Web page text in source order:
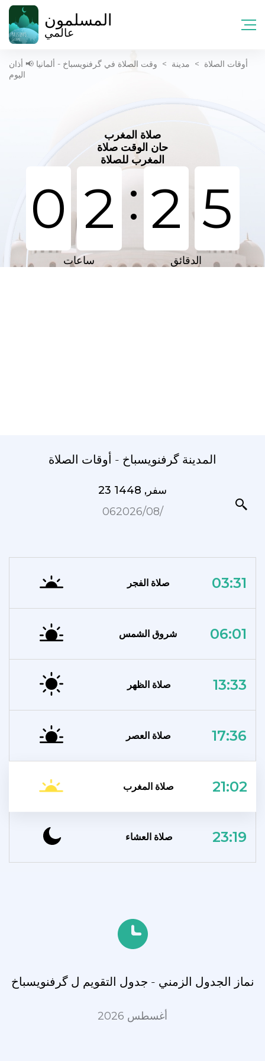
المسلمون
عالمي
أوقات الصلاة > مدينة > وقت الصلاة في گرفنویسباخ - ألمانيا 📢 أذان
اليوم
صلاة المغرب
حان الوقت صلاة
المغرب للصلاة
0 2 : 2 5
ساعات الدقائق
المدينة گرفنویسباخ - أوقات الصلاة
23 سفر, 1448
06‏/08‏/2026
صلاة الفجر 03:31
شروق الشمس 06:01
صلاة الظهر 13:33
صلاة العصر 17:36
صلاة المغرب 21:02
صلاة العشاء 23:19
نماز الجدول الزمني - جدول التقويم ل گرفنویسباخ
أغسطس 2026